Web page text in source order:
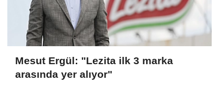
Mesut Ergül: "Lezita ilk 3 marka
arasında yer alıyor"